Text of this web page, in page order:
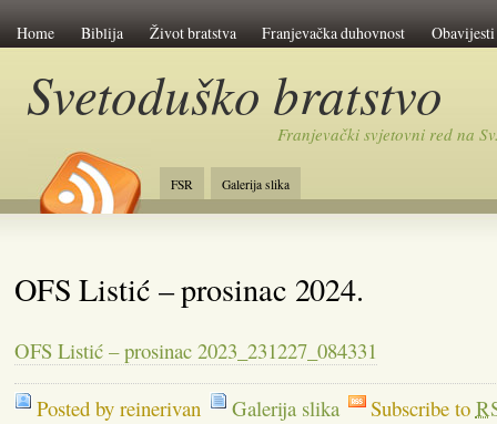
Home Biblija Život bratstva Franjevačka duhovnost Obavijesti
Svetoduško bratstvo
Franjevački svjetovni red na
FSR Galerija slika
OFS Listić – prosinac 2024.
OFS Listić – prosinac 2023_231227_084331
Posted by reinerivan Galerija slika Subscribe to